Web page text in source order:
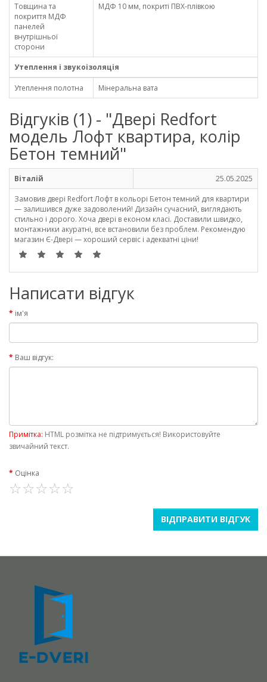
Товщина та
покриття МДФ
панелей
внутрішньої
сторони
МДФ 10 мм, покриті ПВХ-плівкою
Утеплення і звукоізоляція
Утеплення полотна Мінеральна вата
Відгуків (1) - "Двері Redfort
модель Лофт квартира, колір
Бетон темний"
Віталій
25.05.2025
Замовив двері Redfort Лофт в кольорі Бетон темний для квартири
— залишився дуже задоволений! Дизайн сучасний, виглядають
стильно і дорого. Хоча двері в економ класі. Доставили швидко,
монтажники акуратні, все встановили без проблем. Рекомендую
магазин Є-Двері — хороший сервіс і адекватні ціни!
Написати відгук
ім'я
Ваш відгук:
Примітка: HTML розмітка не підтримується! Використовуйте
звичайний текст.
Оцінка
ВІДПРАВИТИ ВІДГУК